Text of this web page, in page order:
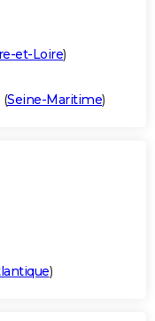
et-Loire)
(Seine-Maritime)
)